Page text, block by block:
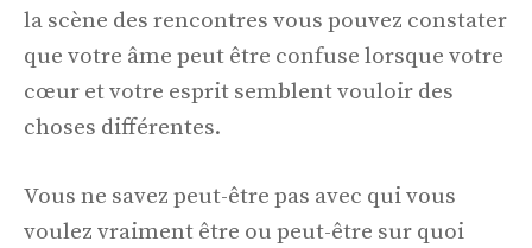
la scène des rencontres vous pouvez constater
que votre âme peut être confuse lorsque votre
cœur et votre esprit semblent vouloir des
choses différentes.
Vous ne savez peut-être pas avec qui vous
voulez vraiment être ou peut-être sur quoi